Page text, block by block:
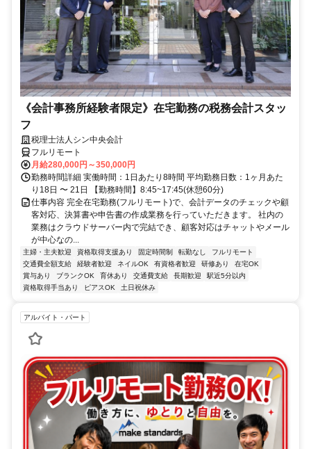
《会計事務所経験者限定》在宅勤務の税務会計スタッ
フ
税理士法人シン中央会計
フルリモート
月給280,000円～350,000円
勤務時間詳細 実働時間：1日あたり8時間 平均勤務日数：1ヶ月あた
り18日 〜 21日 【勤務時間】8:45~17:45(休憩60分)
仕事内容 完全在宅勤務(フルリモート)で、会計データのチェックや顧
客対応、決算書や申告書の作成業務を行っていただきます。 社内の
業務はクラウドサーバー内で完結でき、顧客対応はチャットやメール
が中心なの...
主婦・主夫歓迎 資格取得支援あり 固定時間制 転勤なし
フルリモート
交通費全額支給
経験者歓迎 ネイルOK 有資格者歓迎 研修あり
在宅OK
賞与あり
ブランクOK 育休あり 交通費支給 長期歓迎
駅近5分以内
資格取得手当あり
ピアスOK 土日祝休み
アルバイト・パート